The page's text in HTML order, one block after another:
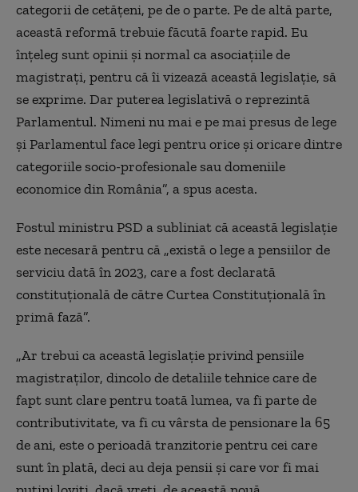
categorii de cetățeni, pe de o parte. Pe de altă parte,
această reformă trebuie făcută foarte rapid. Eu
înțeleg sunt opinii și normal ca asociațiile de
magistrați, pentru că îi vizează această legislație, să
se exprime. Dar puterea legislativă o reprezintă
Parlamentul. Nimeni nu mai e pe mai presus de lege
și Parlamentul face legi pentru orice și oricare dintre
categoriile socio-profesionale sau domeniile
economice din România”, a spus acesta.
Fostul ministru PSD a subliniat că această legislație
este necesară pentru că „există o lege a pensiilor de
serviciu dată în 2023, care a fost declarată
constituțională de către Curtea Constituțională în
primă fază”.
„Ar trebui ca această legislație privind pensiile
magistraților, dincolo de detaliile tehnice care de
fapt sunt clare pentru toată lumea, va fi parte de
contributivitate, va fi cu vârsta de pensionare la 65
de ani, este o perioadă tranzitorie pentru cei care
sunt în plată, deci au deja pensii și care vor fi mai